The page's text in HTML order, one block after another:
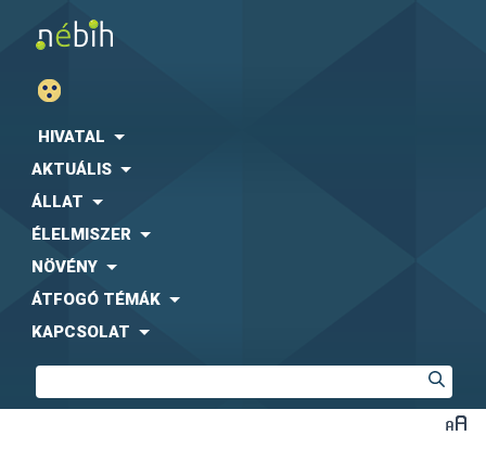
HIVATAL
AKTUÁLIS
ÁLLAT
ÉLELMISZER
NÖVÉNY
ÁTFOGÓ TÉMÁK
KAPCSOLAT